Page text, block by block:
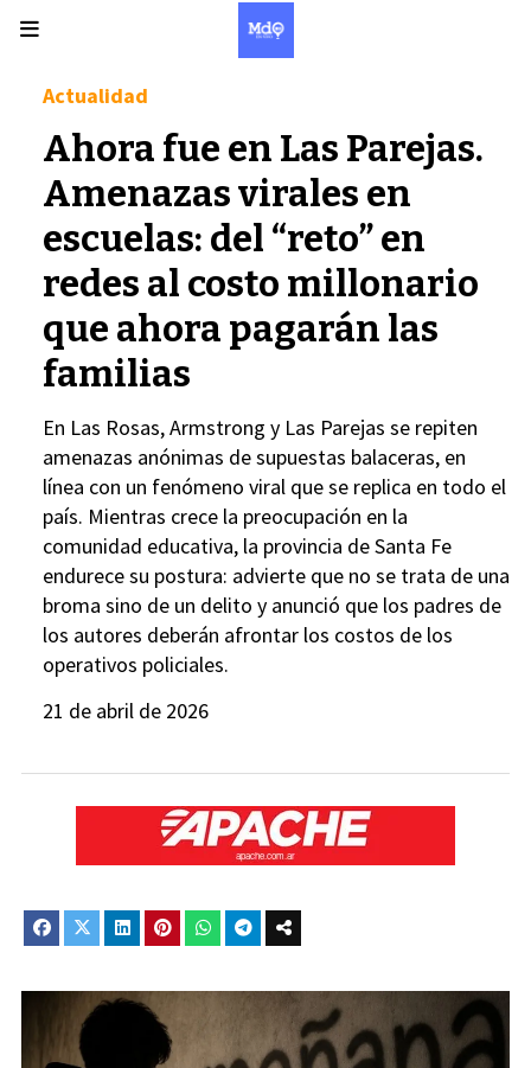
Ahora fue en Las Parejas.
Amenazas virales en
escuelas: del “reto” en
redes al costo millonario
que ahora pagarán las
familias
En Las Rosas, Armstrong y Las Parejas se repiten
amenazas anónimas de supuestas balaceras, en
línea con un fenómeno viral que se replica en todo el
país. Mientras crece la preocupación en la
comunidad educativa, la provincia de Santa Fe
endurece su postura: advierte que no se trata de una
broma sino de un delito y anunció que los padres de
los autores deberán afrontar los costos de los
operativos policiales.
Actualidad
21 de abril de 2026